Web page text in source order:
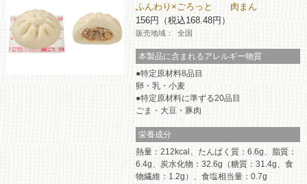
プリペイドサービス
スマホプリペイド
レジでApple Accountにチャージ
コインランドリー（店舗限定）
JTB
売上高、店舗数推移
データで見るセブン‐イレブン
セブン‐イレブンの「商品力」
サステナビリティニュース
English (Services)
中文[繁體字](服務)
ふんわり×ごろっと 肉まん
156円（税込168.48円）
販売地域： 全国
本製品に含まれるアレルギー物質
特定原材料8品目
卵・乳・小麦
特定原材料に準ずる20品目
ごま・大豆・豚肉
栄養成分
熱量：212kcal、たんぱく質：6.6g、脂質：
6.4g、炭水化物：32.6g（糖質：31.4g、食
物繊維：1.2g）、食塩相当量：0.7g